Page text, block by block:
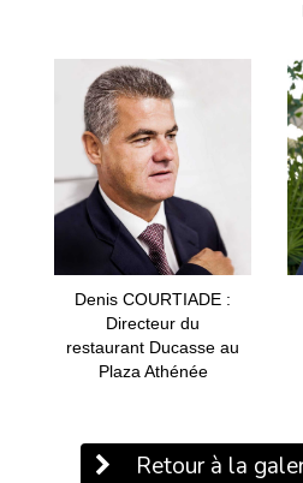
Denis COURTIADE :
Directeur du
restaurant Ducasse au
Plaza Athénée
Retour à la